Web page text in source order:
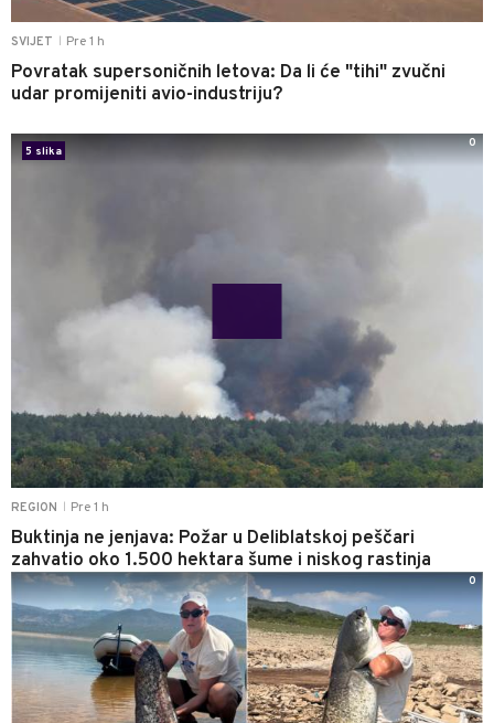
SVIJET Pre 1 h
Povratak supersoničnih letova: Da li će "tihi" zvučni
udar promijeniti avio-industriju?
REGION Pre 1 h
Buktinja ne jenjava: Požar u Deliblatskoj peščari
zahvatio oko 1.500 hektara šume i niskog rastinja
5 slika
0
0